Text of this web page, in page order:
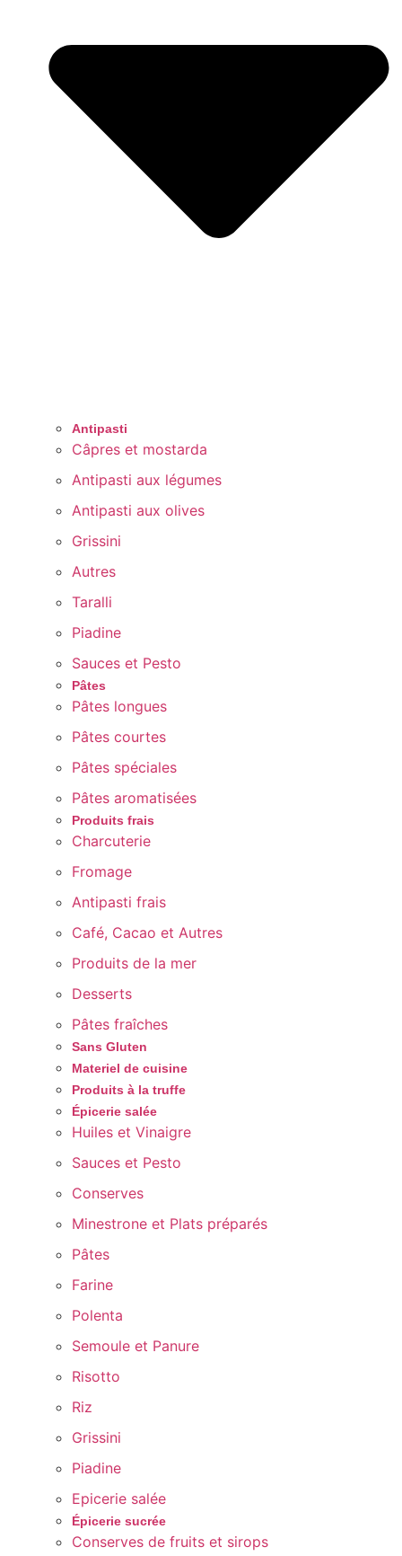
Antipasti
Câpres et mostarda
Antipasti aux légumes
Antipasti aux olives
Grissini
Autres
Taralli
Piadine
Sauces et Pesto
Pâtes
Pâtes longues
Pâtes courtes
Pâtes spéciales
Pâtes aromatisées
Produits frais
Charcuterie
Fromage
Antipasti frais
Café, Cacao et Autres
Produits de la mer
Desserts
Pâtes fraîches
Sans Gluten
Materiel de cuisine
Produits à la truffe
Épicerie salée
Huiles et Vinaigre
Sauces et Pesto
Conserves
Minestrone et Plats préparés
Pâtes
Farine
Polenta
Semoule et Panure
Risotto
Riz
Grissini
Piadine
Epicerie salée
Épicerie sucrée
Conserves de fruits et sirops